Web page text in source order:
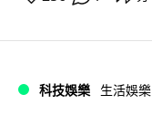
科技娛樂 生活娛樂